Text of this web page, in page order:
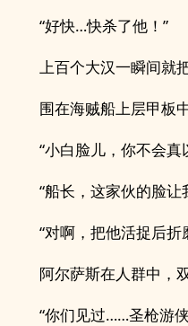
“好快…快杀了他！”
上百个大汉一瞬间就
围在海贼船上层甲板
“小白脸儿，你不会
“船长，这家伙的脸
“对啊，把他活捉后折
阿尔萨斯在人群中，
“你们见过……圣枪游